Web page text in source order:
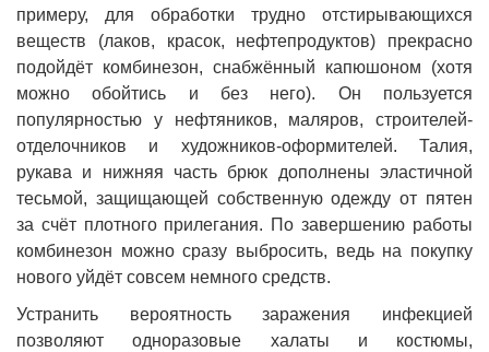
примеру, для обработки трудно отстирывающихся
веществ (лаков, красок, нефтепродуктов) прекрасно
подойдёт комбинезон, снабжённый капюшоном (хотя
можно обойтись и без него). Он пользуется
популярностью у нефтяников, маляров, строителей-
отделочников и художников-оформителей. Талия,
рукава и нижняя часть брюк дополнены эластичной
тесьмой, защищающей собственную одежду от пятен
за счёт плотного прилегания. По завершению работы
комбинезон можно сразу выбросить, ведь на покупку
нового уйдёт совсем немного средств.
Устранить вероятность заражения инфекцией
позволяют одноразовые халаты и костюмы,